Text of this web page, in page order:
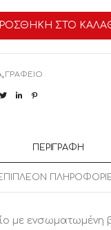
εκ.ΣΤΟ
, ΓΡΑΦΕΙΟ
ΠΕΡΙΓΡΑΦΉ
με ενσωματωμένη